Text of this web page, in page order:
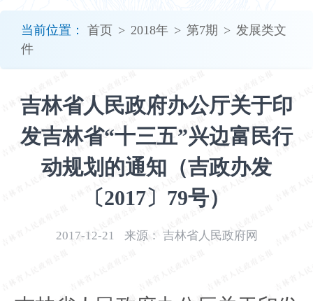
当前位置： 首页 > 2018年 > 第7期 > 发展类文
件
吉林省人民政府办公厅关于印
发吉林省“十三五”兴边富民行
动规划的通知（吉政办发
〔2017〕79号）
2017-12-21 来源： 吉林省人民政府网
加